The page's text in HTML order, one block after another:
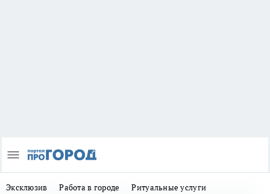
Эксклюзив Работа в городе Ритуальные услуги